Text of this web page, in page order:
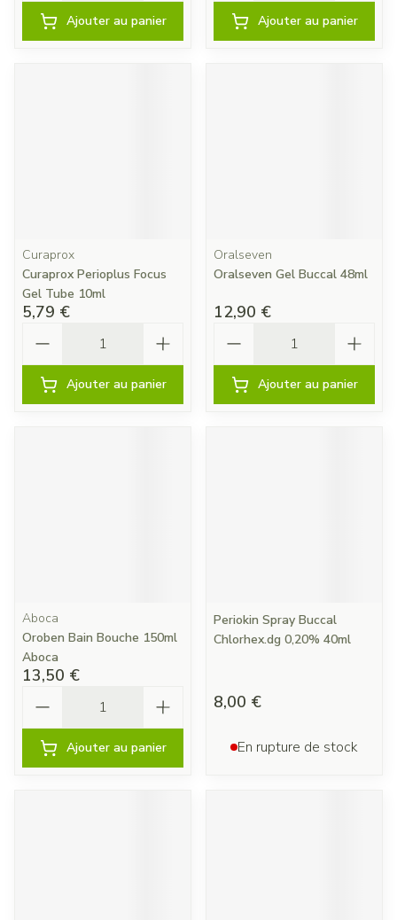
Ajouter au panier Ajouter au panier
Curaprox
Curaprox Perioplus Focus
Gel Tube 10ml
5,79 €
Ajouter au panier
Oralseven
Oralseven Gel Buccal 48ml
12,90 €
Ajouter au panier
Aboca
Oroben Bain Bouche 150ml
Aboca
13,50 €
Ajouter au panier
Periokin Spray Buccal
Chlorhex.dg 0,20% 40ml
8,00 €
En rupture de stock